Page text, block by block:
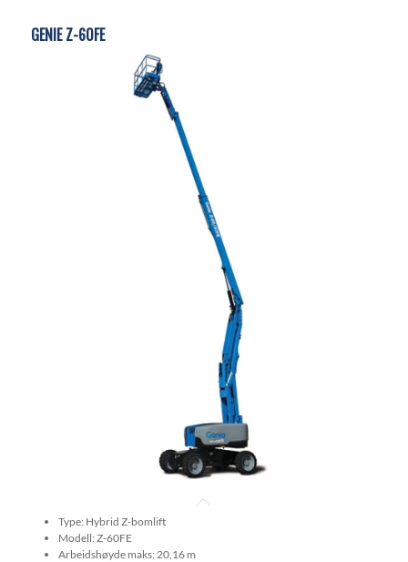
GENIE Z-60FE
Type: Hybrid Z-bomlift
Modell: Z-60FE
Arbeidshøyde maks: 20,16 m